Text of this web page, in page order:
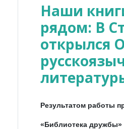
Наши
рядом: В
открылся
Результатом работы
«Библиотека дружбы»